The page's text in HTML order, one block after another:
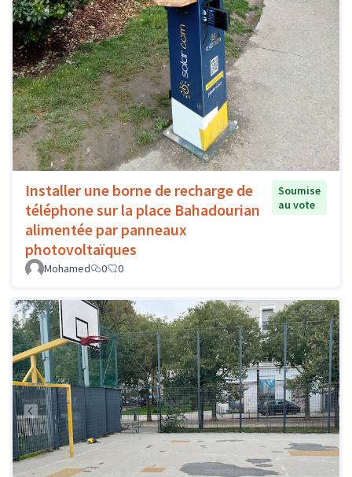
Installer une borne de recharge de
téléphone sur la place Bahadourian
alimentée par panneaux
photovoltaïques
Soumise
au vote
Mohamed 0 0